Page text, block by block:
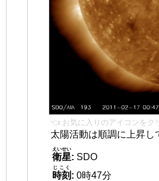
👈 お気に入りのアイコンをク
太陽活動は順調に上昇し
衛星
えいせい
: SDO
時刻
じこく
: 0時47分